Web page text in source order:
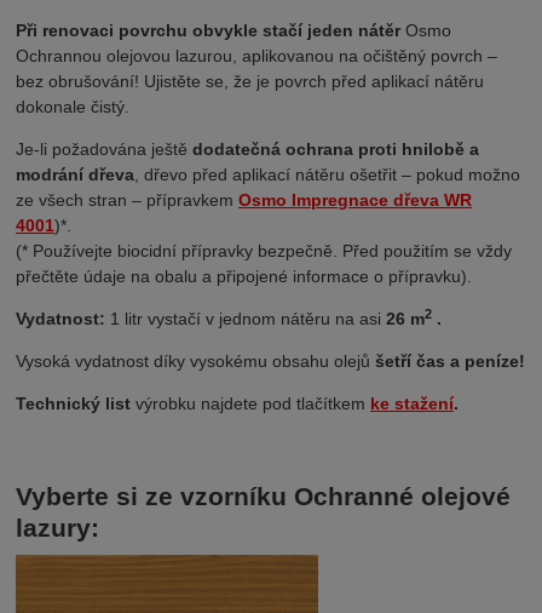
Při renovaci povrchu obvykle stačí jeden nátěr Osmo
Ochrannou olejovou lazurou, aplikovanou na očištěný povrch–
bez obrušování! Ujistěte se, že je povrch před aplikací nátěru
dokonale čistý.
Je-li požadována ještědodatečná ochrana proti hnilobě a
modrání dřeva, dřevo před aplikací nátěru ošetřit – pokud možno
ze všech stran – přípravkemOsmo Impregnace dřeva WR
4001)*.
(* Používejte biocidní přípravky bezpečně. Před použitím se vždy
přečtěte údaje na obalu a připojené informace o přípravku).
Vydatnost: 1 litr vystačí v jednom nátěru na asi26 m2 .
Vysoká vydatnost díky vysokému obsahu olejů šetří čas a peníze!
Technický listvýrobku najdete pod tlačítkem ke stažení.
Vyberte si ze vzorníku Ochranné olejové
lazury: